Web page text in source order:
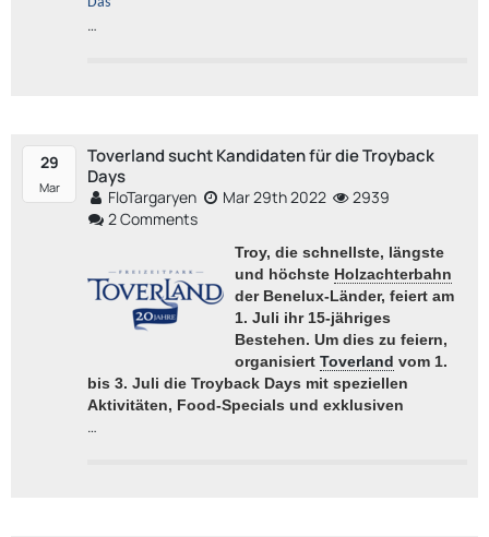
…
29
Mar
Toverland sucht Kandidaten für die Troyback
Days
FloTargaryen Mar 29th 2022
2939
2 Comments
Troy, die schnellste, längste
und höchste Holzachterbahn
der Benelux-Länder, feiert am
1. Juli ihr 15-jähriges
Bestehen. Um dies zu feiern,
organisiert Toverland vom 1.
bis 3. Juli die Troyback Days mit speziellen
Aktivitäten, Food-Specials und exklusiven
…